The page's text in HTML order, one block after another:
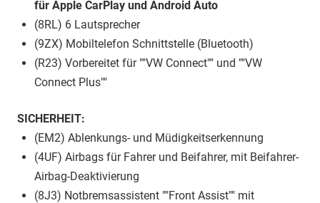
für Apple CarPlay und Android Auto
(8RL) 6 Lautsprecher
(9ZX) Mobiltelefon Schnittstelle (Bluetooth)
(R23) Vorbereitet für ""VW Connect"" und ""VW
Connect Plus""
SICHERHEIT:
(EM2) Ablenkungs- und Müdigkeitserkennung
(4UF) Airbags für Fahrer und Beifahrer, mit Beifahrer-
Airbag-Deaktivierung
(8J3) Notbremsassistent ""Front Assist"" mit